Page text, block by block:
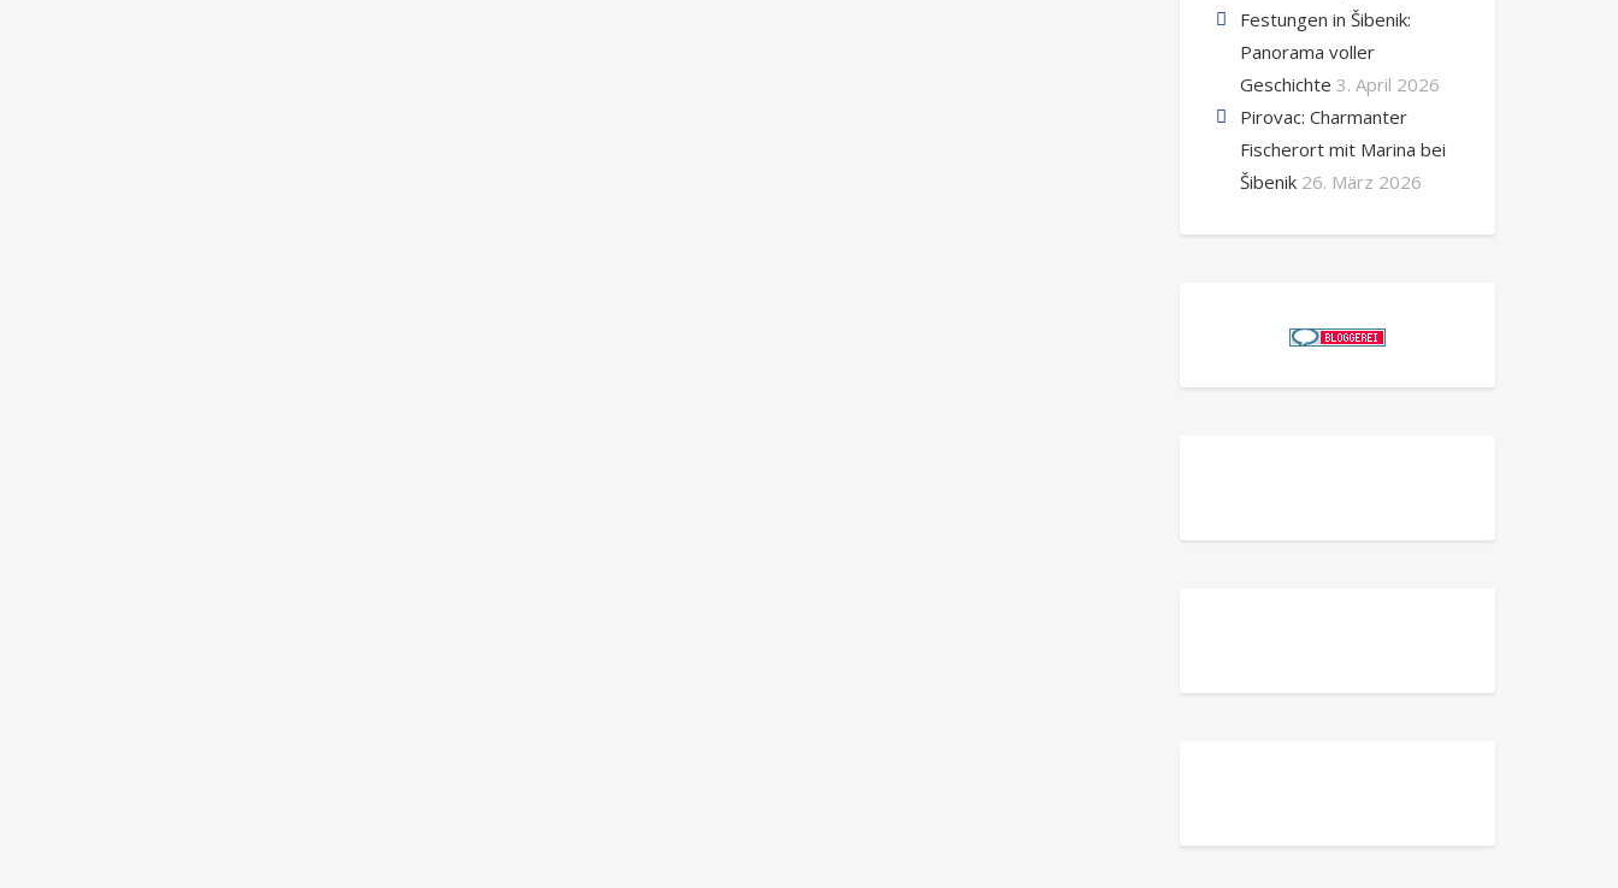
Festungen in Šibenik:
Panorama voller
Geschichte 3. April 2026
Pirovac: Charmanter
Fischerort mit Marina bei
Šibenik 26. März 2026